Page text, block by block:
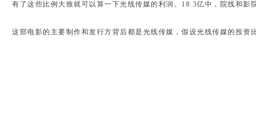
有了这些比例大致就可以算一下光线传媒的利润。18.3亿中，院线和影
这部电影的主要制作和发行方背后都是光线传媒，假设光线传媒的投资